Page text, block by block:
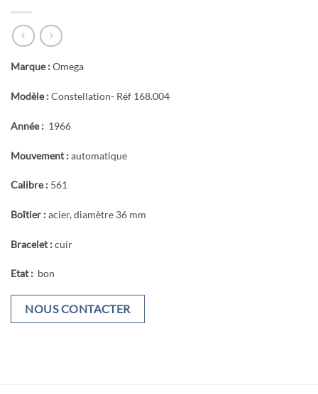
Marque :Omega
Modèle :Constellation- Réf 168.004
Année : 1966
Mouvement :automatique
Calibre : 561
Boîtier :acier, diamètre 36 mm
Bracelet :cuir
Etat : bon
NOUS CONTACTER